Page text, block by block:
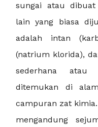
sungai atau
lain yang biasa
adalah intan
(natrium klorida),
sederhana atau
ditemukan di
campuran zat
mengandung